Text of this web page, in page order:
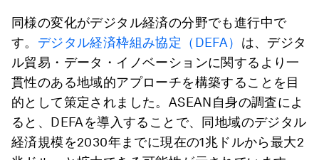
同様の変化がデジタル経済の分野でも進行中で
す。 デジタル経済枠組み協定（DEFA） は、デジタ
ル貿易・データ・イノベーションに関するより一
貫性のある地域的アプローチを構築することを目
的として策定されました。ASEAN自身の調査によ
ると、DEFAを導入することで、同地域のデジタル
経済規模を2030年までに現在の1兆ドルから最大2